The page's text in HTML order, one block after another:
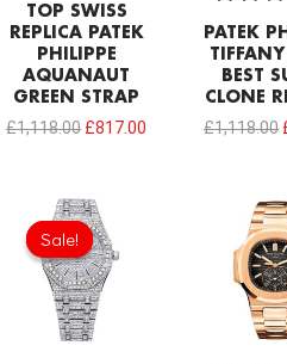
TOP SWISS
REPLICA PATEK
PHILIPPE
AQUANAUT
GREEN STRAP
£1,118.00 £817.00
PATEK
BEST
CLONE
£1,118.00
Sale!
Sale!
Original
price
was:
£1,290.00.